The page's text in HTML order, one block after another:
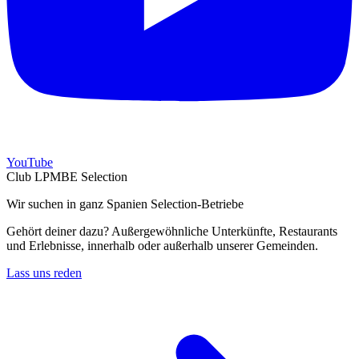
YouTube
Club LPMBE Selection
Wir suchen in ganz Spanien Selection-Betriebe
Gehört deiner dazu? Außergewöhnliche Unterkünfte, Restaurants
und Erlebnisse, innerhalb oder außerhalb unserer Gemeinden.
Lass uns reden